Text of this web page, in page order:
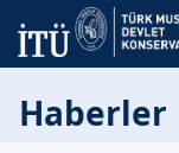
Haberler